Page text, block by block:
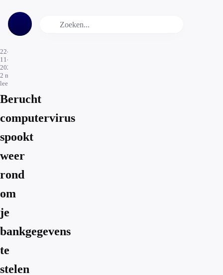
22-
11-
2021
2 min.
leestijd
Berucht
computervirus
spookt
weer
rond
om
je
bankgegevens
te
stelen